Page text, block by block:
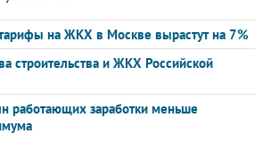
на ЖКХ в Москве вырастут на 7%
строительства и ЖКХ Российской
работающих заработки меньше